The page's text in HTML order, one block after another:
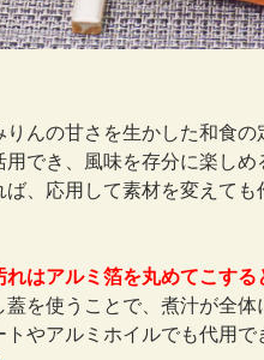
りんの甘さを生かした和食の
でき、風味を存分に楽しめ
、応用して素材を変えても
はアルミ箔を丸めてこする
蓋を使うことで、煮汁が全
やアルミホイルでも代用で